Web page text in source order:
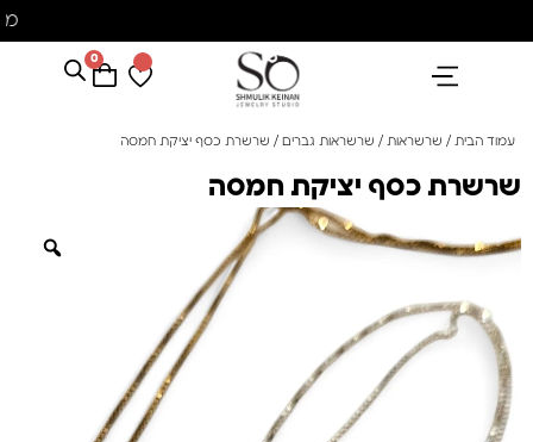
0
עמוד הבית / שרשראות / שרשראות גברים / שרשרת כסף יציקת חמסה
שרשרת כסף יציקת חמסה